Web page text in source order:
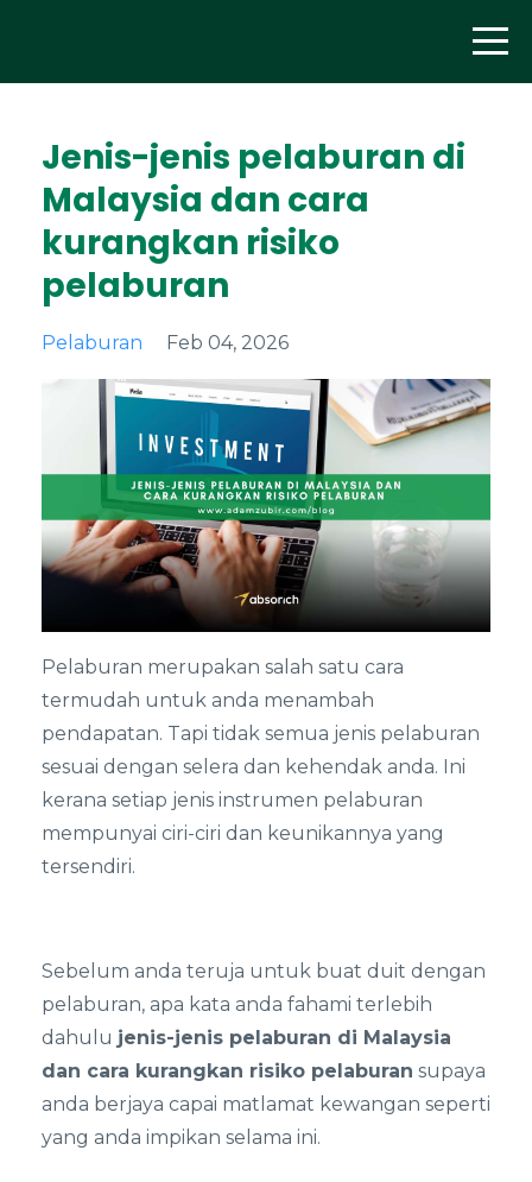
Jenis-jenis pelaburan di
Malaysia dan cara
kurangkan risiko
pelaburan
Pelaburan Feb 04, 2026
Pelaburan merupakan salah satu cara
termudah untuk anda menambah
pendapatan. Tapi tidak semua jenis pelaburan
sesuai dengan selera dan kehendak anda. Ini
kerana setiap jenis instrumen pelaburan
mempunyai ciri-ciri dan keunikannya yang
tersendiri.
Sebelum anda teruja untuk buat duit dengan
pelaburan, apa kata anda fahami terlebih
dahulu jenis-jenis pelaburan di Malaysia
dan cara kurangkan risiko pelaburan supaya
anda berjaya capai matlamat kewangan seperti
yang anda impikan selama ini.